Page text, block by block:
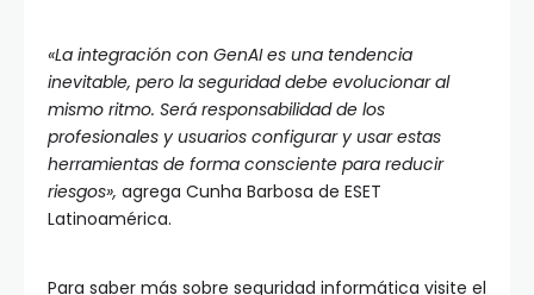
«La integración con GenAI es una tendencia
inevitable, pero la seguridad debe evolucionar al
mismo ritmo. Será responsabilidad de los
profesionales y usuarios configurar y usar estas
herramientas de forma consciente para reducir
riesgos», agrega Cunha Barbosa de ESET
Latinoamérica.
Para saber más sobre seguridad informática visite el